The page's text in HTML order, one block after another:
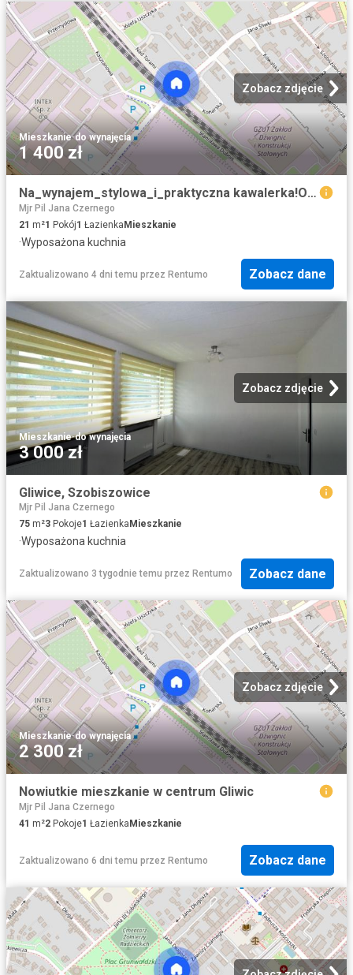
Zobacz zdjęcie
Mieszkanie·do wynajęcia
1 400 zł
Na_wynajem_stylowa_i_praktyczna kawalerka!OKAZJA!Bez_prowizji!
Mjr Pil Jana Czernego
21 m²1 Pokój1 ŁazienkaMieszkanie
·Wyposażona kuchnia
Zaktualizowano 4 dni temu przez Rentumo Zobacz dane
Zobacz zdjęcie
Mieszkanie·do wynajęcia
3 000 zł
Gliwice, Szobiszowice
Mjr Pil Jana Czernego
75 m²3 Pokoje1 Łazienka Mieszkanie
·Wyposażona kuchnia
Zaktualizowano 3 tygodnie temu przez Rentumo Zobacz dane
Zobacz zdjęcie
Mieszkanie·do wynajęcia
2 300 zł
Nowiutkie mieszkanie w centrum Gliwic
Mjr Pil Jana Czernego
41 m²2 Pokoje1 Łazienka Mieszkanie
Zaktualizowano 6 dni temu przez Rentumo Zobacz dane